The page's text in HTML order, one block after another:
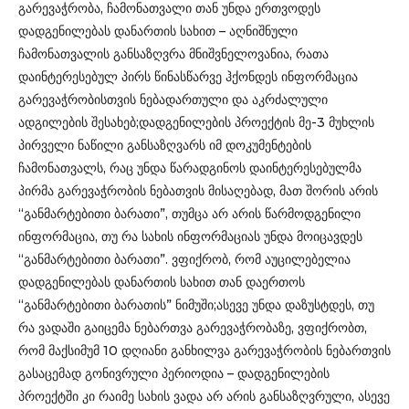
გარევაჭრობა, ჩამონათვალი თან უნდა ერთვოდეს
დადგენილებას დანართის სახით – აღნიშნული
ჩამონათვალის განსაზღვრა მნიშვნელოვანია, რათა
დაინტერესებულ პირს წინასწარვე ჰქონდეს ინფორმაცია
გარევაჭრობისთვის ნებადართული და აკრძალული
ადგილების შესახებ;დადგენილების პროექტის მე-3 მუხლის
პირველი ნაწილი განსაზღვარს იმ დოკუმენტების
ჩამონათვალს, რაც უნდა წარადგინოს დაინტერესებულმა
პირმა გარევაჭრობის ნებათვის მისაღებად, მათ შორის არის
“განმარტებითი ბარათი”, თუმცა არ არის წარმოდგენილი
ინფორმაცია, თუ რა სახის ინფორმაციას უნდა მოიცავდეს
“განმარტებითი ბარათი”. ვფიქრობ, რომ აუცილებელია
დადგენილებას დანართის სახით თან დაერთოს
“განმარტებითი ბარათის” ნიმუში;ასევე უნდა დაზუსტდეს, თუ
რა ვადაში გაიცემა ნებართვა გარევაჭრობაზე, ვფიქრობთ,
რომ მაქსიმუმ 10 დღიანი განხილვა გარევაჭრობის ნებართვის
გასაცემად გონივრული პერიოდია – დადგენილების
პროექტში კი რაიმე სახის ვადა არ არის განსაზღვრული, ასევე